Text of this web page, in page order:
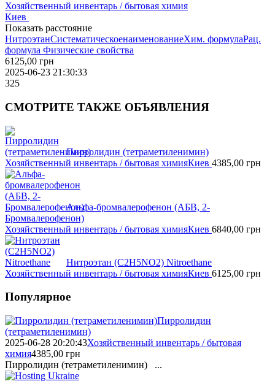
Хозяйственный инвентарь / бытовая химия
Киев
Показать расстояние
НитроэтанСистематическоенаименованиеХим. формулаРац.
формула Физические свойства
6125,00 грн
2025-06-23 21:30:33
325
СМОТРИТЕ ТАКЖЕ ОБЪЯВЛЕНИЯ
Пирролидин (тетраметиленимин)
Хозяйственный инвентарь / бытовая химияКиев 4385,00 грн
Альфа-бромвалерофенон (АБВ, 2-
Бромвалерофенон)
Хозяйственный инвентарь / бытовая химияКиев 6840,00 грн
Нитроэтан (C2H5NO2) Nitroethane
Хозяйственный инвентарь / бытовая химияКиев 6125,00 грн
Популярное
Пирролидин
(тетраметиленимин)
2025-06-28 20:20:43Хозяйственный инвентарь / бытовая
химия4385,00 грн
Пирролидин (тетраметиленимин) ...